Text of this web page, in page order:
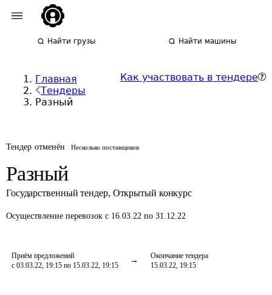
Найти грузы Найти машины
Главная
Тендеры
Разный
Как участвовать в тендере
Тендер отменён Несколько поставщиков
Разный
Государственный тендер, Открытый конкурс
Осуществление перевозок с 16.03.22 по 31.12.22
Приём предложений
с 03.03.22, 19:15 по 15.03.22, 19:15
Окончание тендера
15.03.22, 19:15